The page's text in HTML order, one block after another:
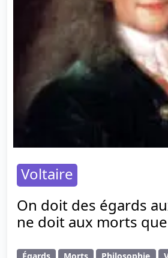
Voltaire
On doit des égards
ne doit aux morts